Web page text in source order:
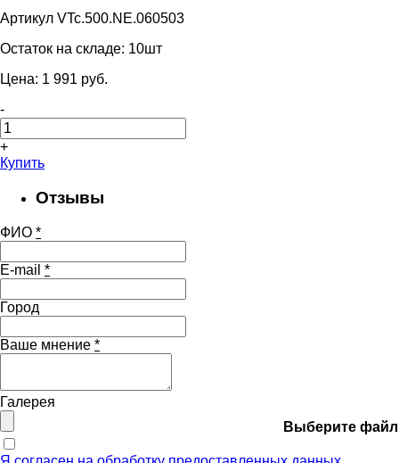
Артикул VTc.500.NE.060503
Остаток на складе: 10шт
Цена: 1 991 pуб.
-
+
Купить
Отзывы
ФИО *
E-mail *
Город
Ваше мнение *
Галерея
Выберите файл